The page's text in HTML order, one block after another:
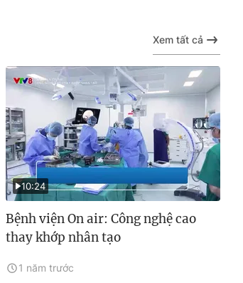
Xem tất cả
10:24
Bệnh viện On air: Công nghệ cao
thay khớp nhân tạo
1 năm trước